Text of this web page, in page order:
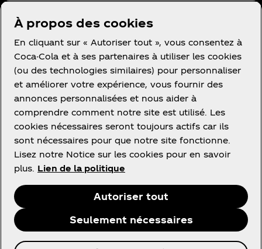
Condition d’utilisation
Avis de confidentialité des consommateurs
Avis relatif aux cookies
Paramètres des cookies
Politique d’accessibilité
Facebook
À propos des cookies
En cliquant sur « Autoriser tout », vous consentez à
Coca-Cola et à ses partenaires à utiliser les cookies
(ou des technologies similaires) pour personnaliser
et améliorer votre expérience, vous fournir des
annonces personnalisées et nous aider à
comprendre comment notre site est utilisé. Les
cookies nécessaires seront toujours actifs car ils
sont nécessaires pour que notre site fonctionne.
Lisez notre Notice sur les cookies pour en savoir
plus. Lien de la politique
Autoriser tout
Seulement nécessaires